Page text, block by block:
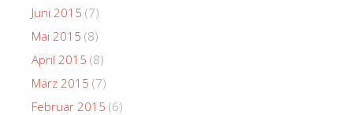
Juni 2015 (7)
Mai 2015 (8)
April 2015 (8)
März 2015 (7)
Februar 2015 (6)